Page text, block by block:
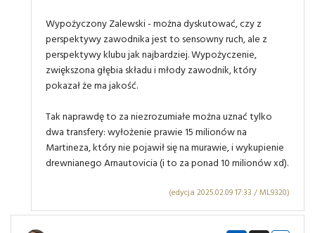
Wypożyczony Zalewski - można dyskutować, czy z
perspektywy zawodnika jest to sensowny ruch, ale z
perspektywy klubu jak najbardziej. Wypożyczenie,
zwiększona głębia składu i młody zawodnik, który
pokazał że ma jakość.
Tak naprawdę to za niezrozumiałe można uznać tylko
dwa transfery: wyłożenie prawie 15 milionów na
Martineza, który nie pojawił się na murawie, i wykupienie
drewnianego Arnautovicia (i to za ponad 10 milionów xd).
(edycja 2025.02.09 17:33 / ML9320)